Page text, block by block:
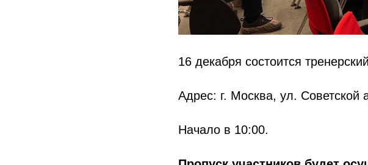
16 декабря состоится
Адрес: г. Москва, ул.
Начало в 10:00.